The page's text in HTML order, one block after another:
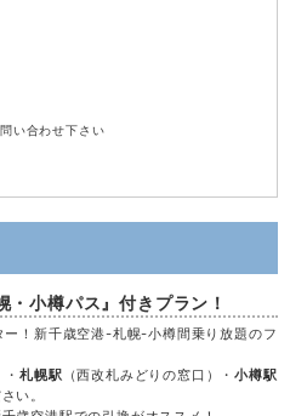
い合わせ下さい
小樽パス』付きプラン！
！新千歳空港-札幌-小樽間乗り放題のフ
・札幌駅 （西改札みどりの窓口）・小樽駅
い。